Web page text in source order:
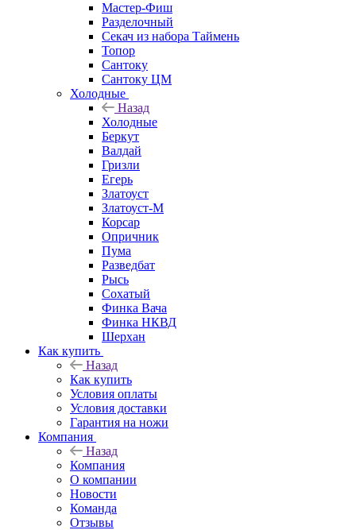
Мастер-Фиш
Разделочный
Секач из набора Таймень
Топор
Сантоку
Сантоку ЦМ
Холодные
Назад
Холодные
Беркут
Валдай
Гризли
Егерь
Златоуст
Златоуст-М
Корсар
Опричник
Пума
Разведбат
Рысь
Сохатый
Финка Вача
Финка НКВД
Шерхан
Как купить
Назад
Как купить
Условия оплаты
Условия доставки
Гарантия на ножи
Компания
Назад
Компания
О компании
Новости
Команда
Отзывы